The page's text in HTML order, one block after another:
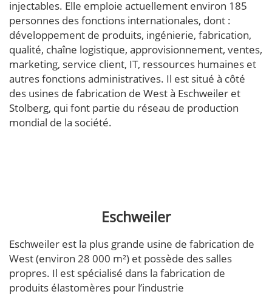
injectables. Elle emploie actuellement environ 185
personnes des fonctions internationales, dont :
développement de produits, ingénierie, fabrication,
qualité, chaîne logistique, approvisionnement, ventes,
marketing, service client, IT, ressources humaines et
autres fonctions administratives. Il est situé à côté
des usines de fabrication de West à Eschweiler et
Stolberg, qui font partie du réseau de production
mondial de la société.
Eschweiler
Eschweiler est la plus grande usine de fabrication de
West (environ 28 000 m²) et possède des salles
propres. Il est spécialisé dans la fabrication de
produits élastomères pour l’industrie